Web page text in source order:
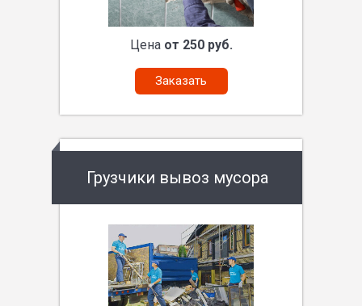
Цена от 250 руб.
Заказать
Грузчики вывоз мусора